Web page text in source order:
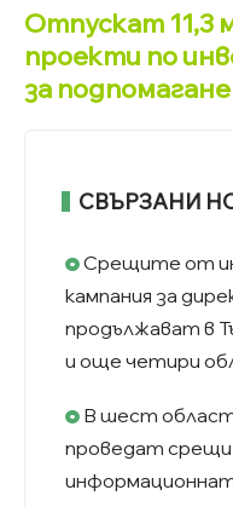
Отпускат 11,3
проекти по
за подпомагане
СВЪРЗАНИ
Срещите от
кампания за
продължават в
и още четири
В шест
проведат